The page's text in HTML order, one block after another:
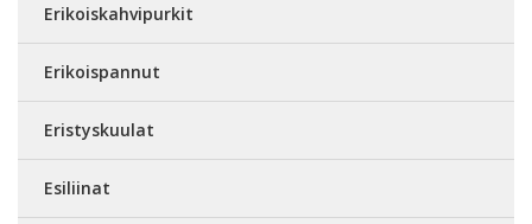
Erikoiskahvipurkit
Erikoispannut
Eristyskuulat
Esiliinat